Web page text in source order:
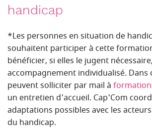
handicap
*Les personnes en situation de
souhaitent participer à cette
bénéficier, si elles le jugent
accompagnement individualisé. Dans
peuvent solliciter par mail à
un entretien d'accueil. Cap'Com
adaptations possibles avec les
du handicap.